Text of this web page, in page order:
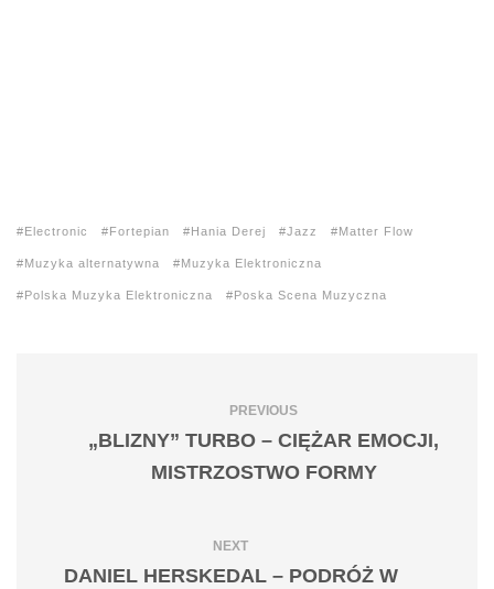
Electronic Fortepian Hania Derej Jazz Matter Flow
Muzyka alternatywna Muzyka Elektroniczna
Polska Muzyka Elektroniczna Poska Scena Muzyczna
PREVIOUS
„BLIZNY” TURBO – CIĘŻAR EMOCJI,
MISTRZOSTWO FORMY
NEXT
DANIEL HERSKEDAL – PODRÓŻ W